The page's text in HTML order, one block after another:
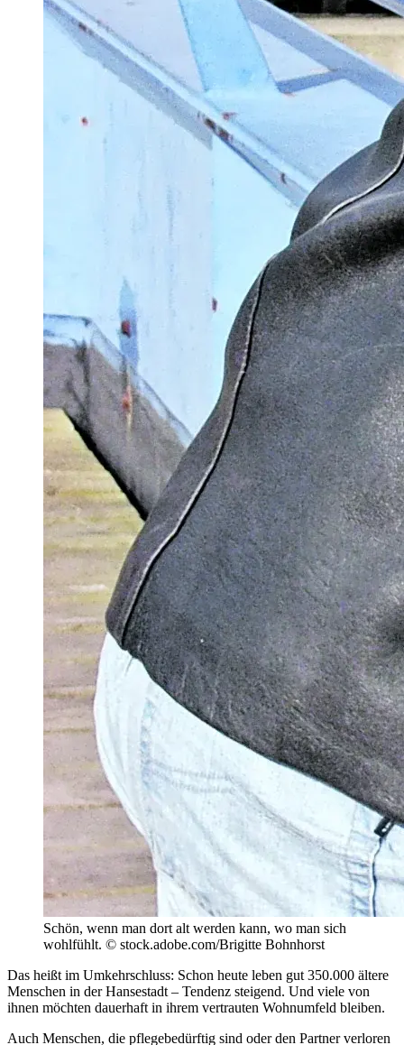
Schön, wenn man dort alt werden kann, wo man sich
wohlfühlt. © stock.adobe.com/Brigitte Bohnhorst
Das heißt im Umkehrschluss: Schon heute leben gut 350.000 ältere
Menschen in der Hansestadt – Tendenz steigend. Und viele von
ihnen möchten dauerhaft in ihrem vertrauten Wohnumfeld bleiben.
Auch Menschen, die pflegebedürftig sind oder den Partner verloren